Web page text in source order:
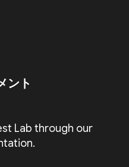
ント
Lab through our